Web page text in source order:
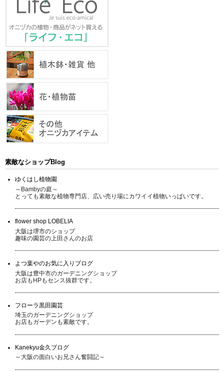
素敵なショップBlog
ゆくはし植物園
～Bambyの庭～
とっても素敵な植物専門店、広い売り場にカワイイ植物いっぱいです。
flower shop LOBELIA
大阪は堺市のショップ
趣味の園芸の上田さんのお店
よつ葉やのお気に入りブログ
大阪は豊中市のガーデニングショップ
お店もHPもセンス抜群です。
フローラ黒田園芸
埼玉のガーデニングショップ
お店もガーデンも素敵です。
Kanekyu金久ブログ
～大阪の面白いお兄さん奮闘記～